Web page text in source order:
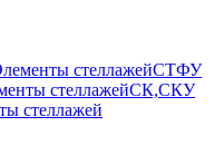
стеллажейСТФУ
стеллажейСК,СКУ
стеллажей